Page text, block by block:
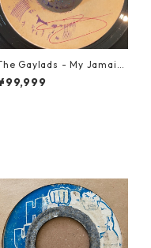
Gaylads - My Jamaic
Girl【7-22009】